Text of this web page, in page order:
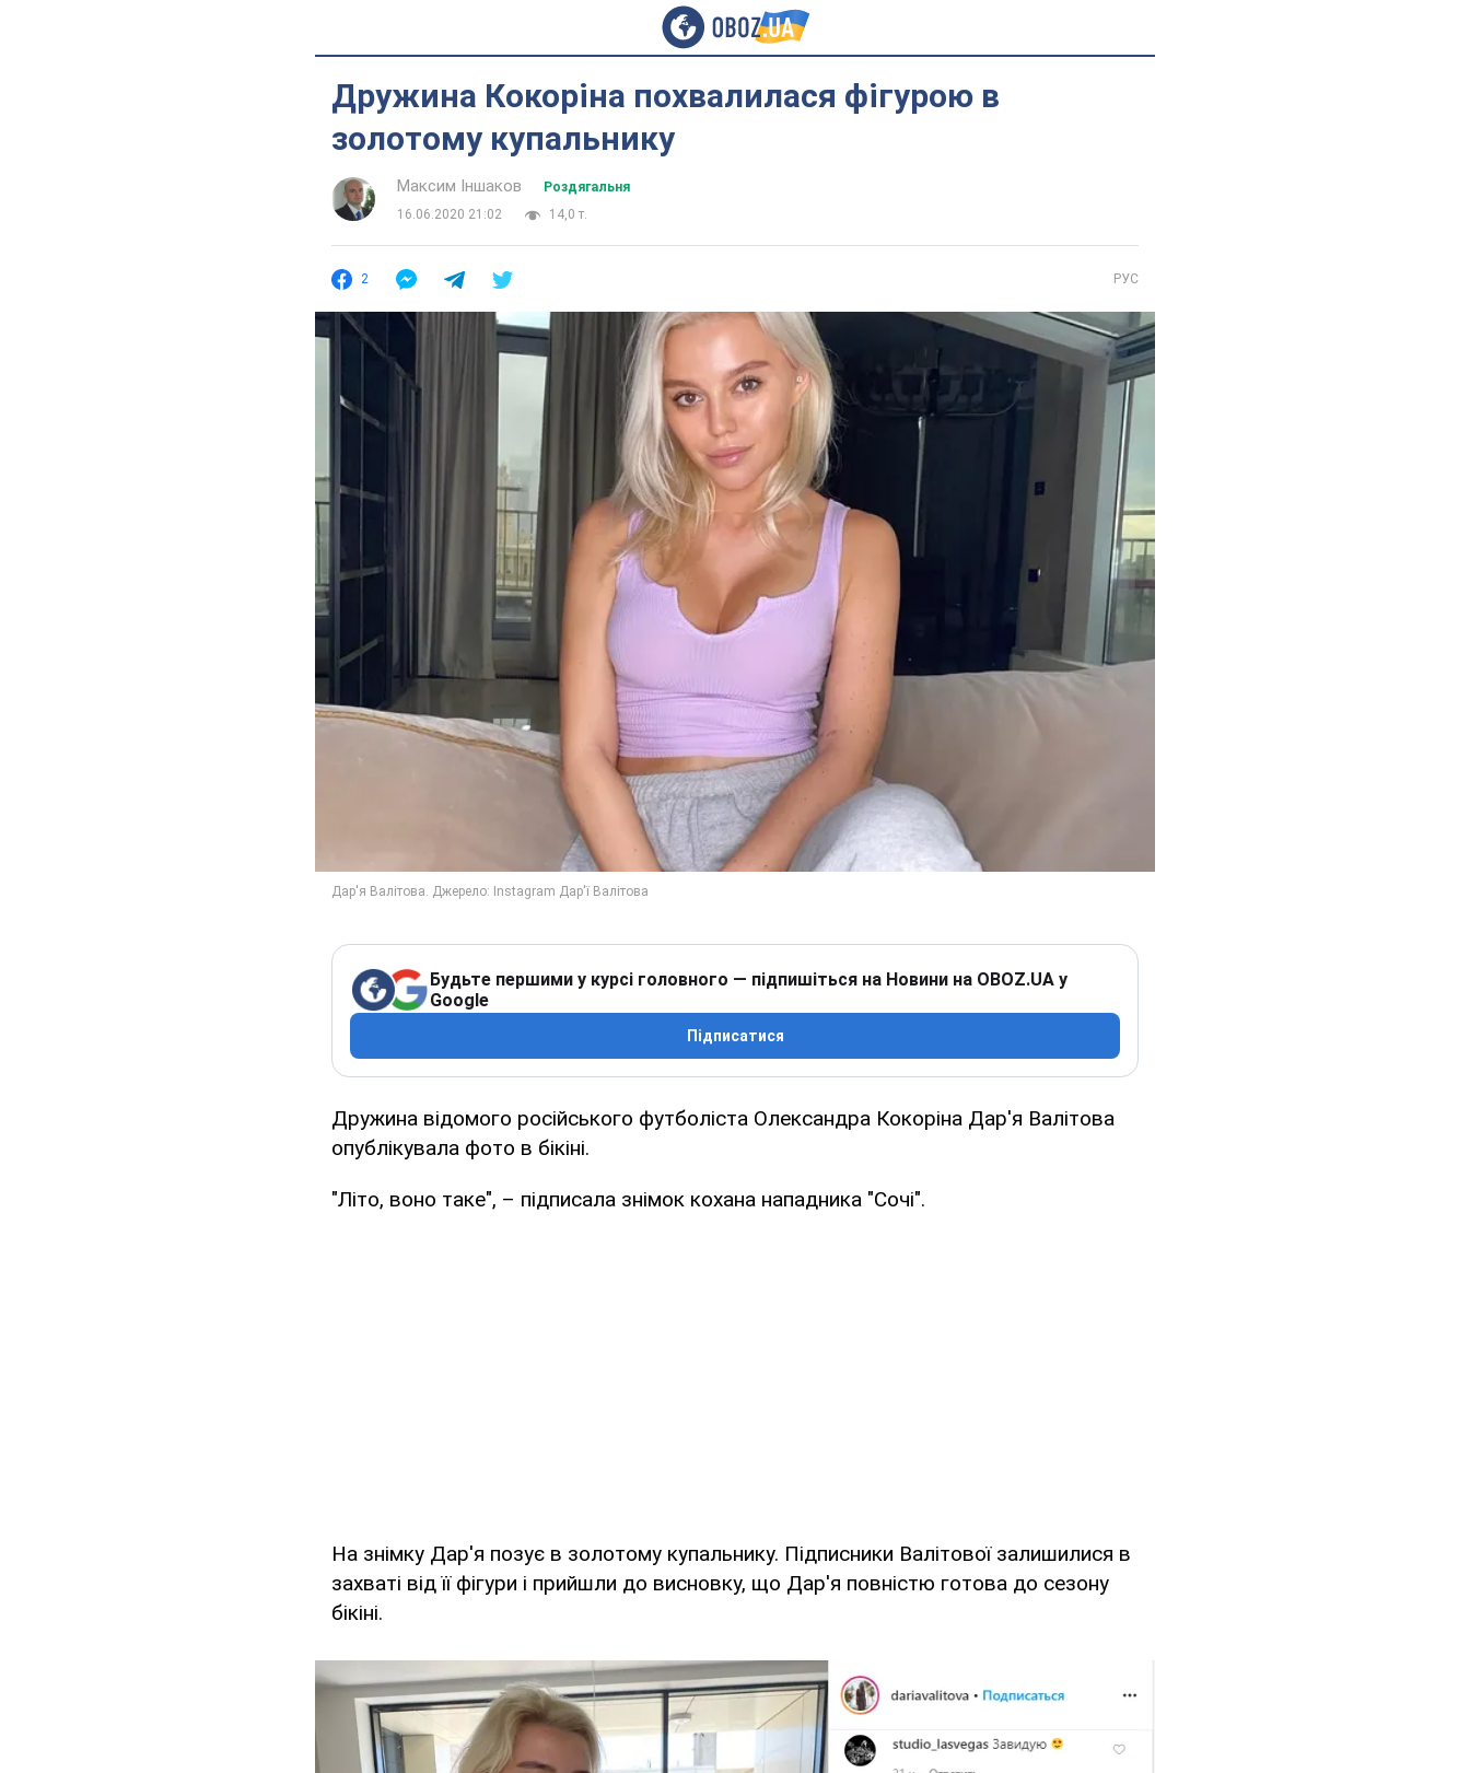
Дружина Кокоріна похвалилася фігурою в
золотому купальнику
Максим Іншаков
Роздягальня
16.06.2020 21:02
14,0 т.
2 РУС
Будьте першими у курсі головного — підпишіться на Новини на OBOZ.UA у
Google
Підписатися
Дружина відомого російського футболіста Олександра Кокоріна Дар'я Валітова
опублікувала фото в бікіні.
"Літо, воно таке", – підписала знімок кохана нападника "Сочі".
На знімку Дар'я позує в золотому купальнику. Пiдписники Валітової залишилися в
захваті від її фігури і прийшли до висновку, що Дар'я повністю готова до сезону
бікіні.